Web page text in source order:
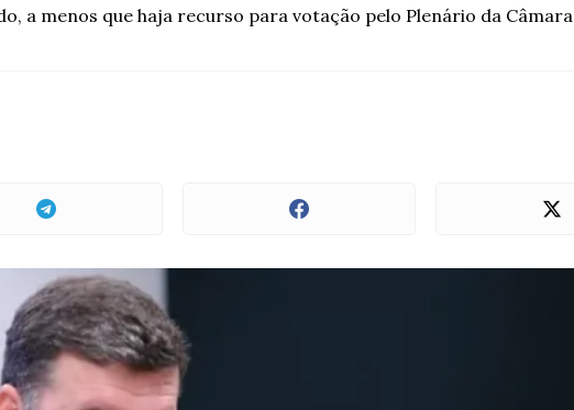
a menos que haja recurso para votação pelo Plenário da Câmara